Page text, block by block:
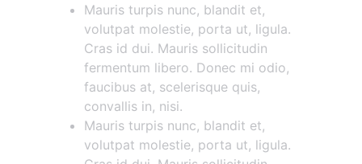
Mauris turpis nunc, blandit et,
volutpat molestie, porta ut, ligula.
Cras id dui. Mauris sollicitudin
fermentum libero. Donec mi odio,
faucibus at, scelerisque quis,
convallis in, nisi.
Mauris turpis nunc, blandit et,
volutpat molestie, porta ut, ligula.